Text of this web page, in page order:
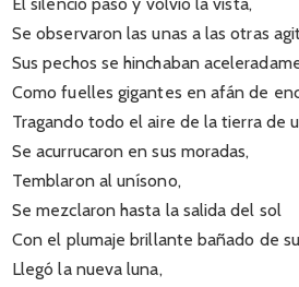
El silenció pasó y volvió la vista,
Se observaron las unas a las otras
Sus pechos se hinchaban
Como fuelles gigantes en afán de
Tragando todo el aire de la tierra de
Se acurrucaron en sus moradas,
Temblaron al unísono,
Se mezclaron hasta la salida del sol
Con el plumaje brillante bañado de
Llegó la nueva luna,